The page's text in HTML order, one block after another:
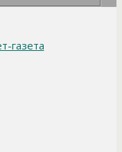
газета